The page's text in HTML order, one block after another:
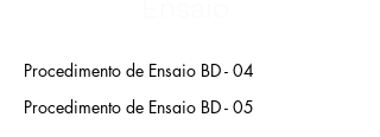
Procedimento de Ensaio BD - 04
Procedimento de Ensaio BD - 05